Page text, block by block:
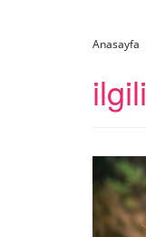
Anasayfa
ilgili